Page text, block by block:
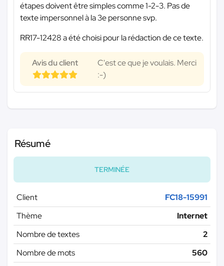
étapes doivent être simples comme 1-2-3. Pas de
texte impersonnel à la 3e personne svp.
RR17-12428 a été choisi pour la rédaction de ce texte.
Avis du client
C'est ce que je voulais. Merci
:-)
Résumé
TERMINÉE
Client
FC18-15991
Thème
Internet
Nombre de textes
2
Nombre de mots
560